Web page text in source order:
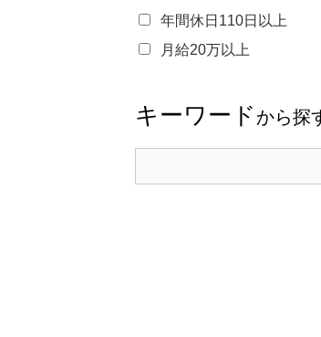
年間休日110日以上
月給20万以上
キーワード から探